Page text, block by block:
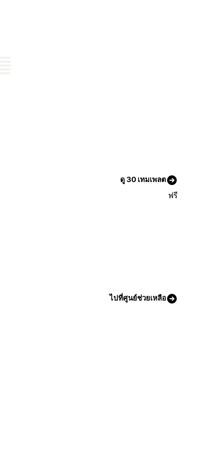
ดู 30 เทมเพลต
ฟรี
ไปที่ศูนย์ช่วยเหลือ